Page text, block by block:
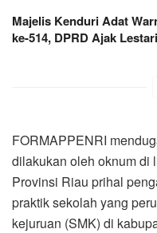
Majelis Kenduri Adat
ke-514, DPRD Ajak
FORMAPPENRI
dilakukan oleh oknum di
Provinsi Riau prihal
praktik sekolah yang
kejuruan (SMK) di